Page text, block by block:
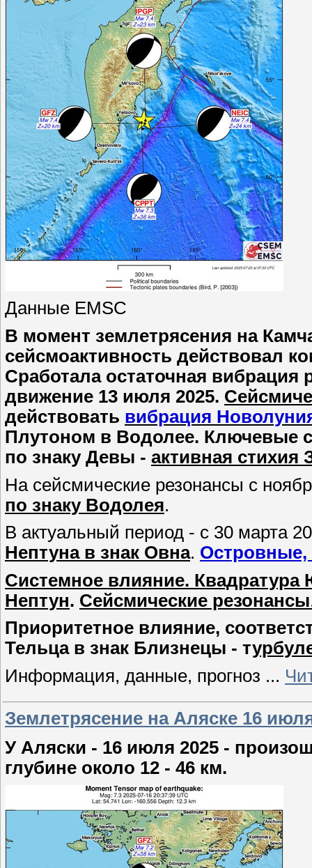
Данные EMSC
В момент землетрясения на
сейсмоактивность действовал
Сработала остаточная вибрация
движение 13 июля 2025.
действовать вибрация
Плутоном в Водолее. Ключевые
по знаку Девы - активная стихия
На сейсмические резонансы с
по знаку Водолея.
В актуальный период - с 30 марта
Нептуна в знак Овна. Островные,
Системное влияние. Квадратура
Нептун. Сейсмические резонансы
Приоритетное влияние,
Тельца в знак Близнецы - т
Информация, данные, прогноз ...
Землетрясение на Аляске 16
У Аляски - 16 июля 2025 -
глубине около 12 - 46 км.